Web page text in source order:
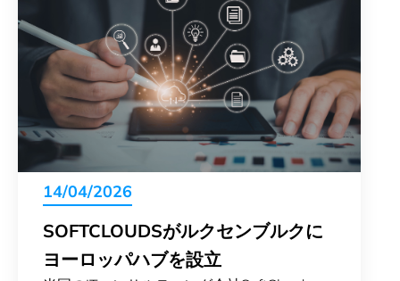
14/04/2026
SOFTCLOUDSがルクセンブルクに
ヨーロッパハブを設立